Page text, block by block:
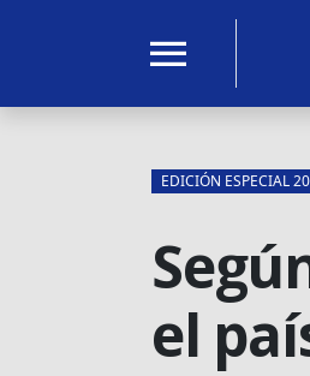
menu
EDICIÓN ESPECIAL
el